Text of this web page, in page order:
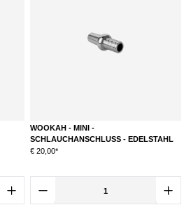
WOOKAH - MINI -
SCHLAUCHANSCHLUSS - EDELSTAHL
€ 20,00*